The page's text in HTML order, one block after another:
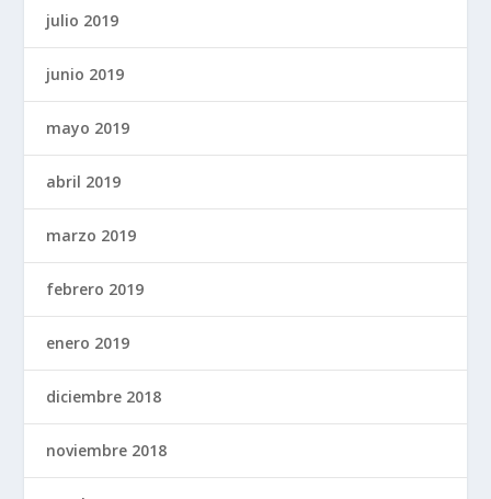
julio 2019
junio 2019
mayo 2019
abril 2019
marzo 2019
febrero 2019
enero 2019
diciembre 2018
noviembre 2018